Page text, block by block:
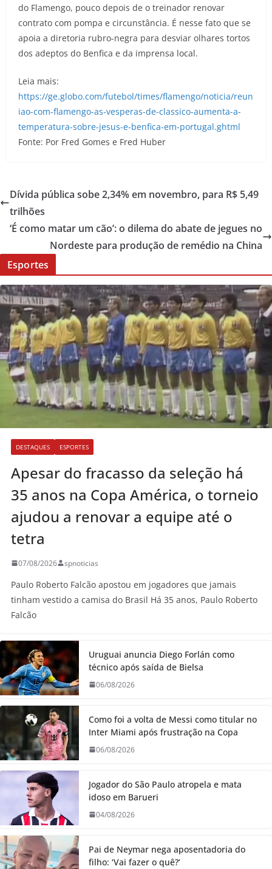
do Flamengo, pouco depois de o treinador renovar
contrato com pompa e circunstância. É nesse fato que se
apoia a diretoria rubro-negra para desviar olhares tortos
dos adeptos do Benfica e da imprensa local.
Leia mais:
https://ge.globo.com/futebol/times/flamengo/noticia/reun
iao-com-flamengo-as-vesperas-de-classico-aumenta-a-
temperatura-sobre-jesus-e-benfica-em-portugal.ghtml
Fonte: Por Fred Gomes e Fred Huber
Dívida pública sobe 2,34% em novembro, para R$ 5,49
trilhões
‘É como matar um cão’: o dilema do abate de jegues no
Nordeste para produção de remédio na China
Esportes
DESTAQUES ESPORTES
Apesar do fracasso da seleção há
35 anos na Copa América, o torneio
ajudou a renovar a equipe até o
tetra
07/08/2026 spnoticias
Paulo Roberto Falcão apostou em jogadores que jamais
tinham vestido a camisa do Brasil Há 35 anos, Paulo Roberto
Falcão
Uruguai anuncia Diego Forlán como
técnico após saída de Bielsa
06/08/2026
Como foi a volta de Messi como titular no
Inter Miami após frustração na Copa
06/08/2026
Jogador do São Paulo atropela e mata
idoso em Barueri
04/08/2026
Pai de Neymar nega aposentadoria do
filho: ‘Vai fazer o quê?’